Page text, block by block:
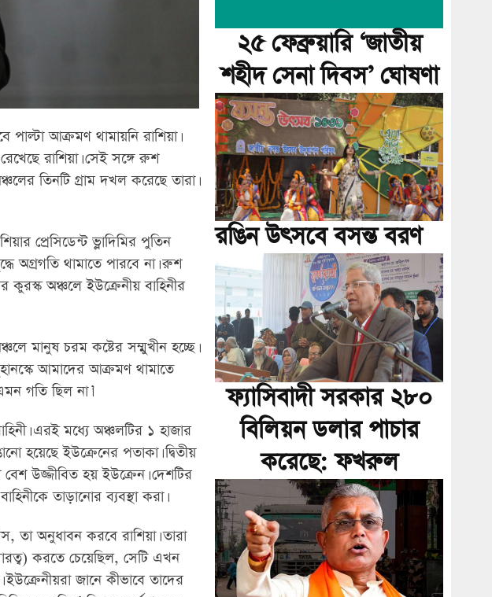
পাল্টা আক্রমণ থামায়নি রাশিয়া।
রাশিয়া। সেই সঙ্গে রুশ
তিনটি গ্রাম দখল করেছে তারা।
প্রেসিডেন্ট ভ্লাদিমির পুতিন
অগ্রগতি থামাতে পারবে না। রুশ
কুরস্ক অঞ্চলে ইউক্রেনীয় বাহিনীর
মানুষ চরম কষ্টের সম্মুখীন হচ্ছে।
আমাদের আক্রমণ থামাতে
গতি ছিল না।’
এরই মধ্যে অঞ্চলটির ১ হাজার
হয়েছে ইউক্রেনের পতাকা। দ্বিতীয়
বেশ উজ্জীবিত হয় ইউক্রেন। দেশটির
তাড়ানোর ব্যবস্থা করা।
তা অনুধাবন করবে রাশিয়া। তারা
করতে চেয়েছিল, সেটি এখন
জানে কীভাবে তাদের
২৫ ফেব্রুয়ারি ‘জাতীয়
শহীদ সেনা দিবস’ ঘোষণা
রঙিন উৎসবে বসন্ত বরণ
ফ্যাসিবাদী সরকার ২৮০
বিলিয়ন ডলার পাচার
করেছে: ফখরুল